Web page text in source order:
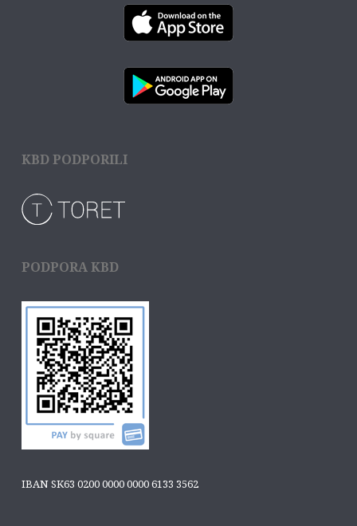
KBD PODPORILI
PODPORA KBD
IBAN SK63 0200 0000 0000 6133 3562